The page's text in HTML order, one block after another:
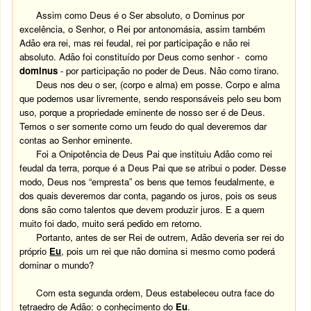
Assim como Deus é o Ser absoluto, o Dominus por
excelência, o Senhor, o Rei por antonomásia, assim também
Adão era rei, mas rei feudal, rei por participação e não rei
absoluto. Adão foi constituído por Deus como senhor - como
dominus - por participação no poder de Deus. Não como tirano.
Deus nos deu o ser, (corpo e alma) em posse. Corpo e alma
que podemos usar livremente, sendo responsáveis pelo seu bom
uso, porque a propriedade eminente de nosso ser é de Deus.
Temos o ser somente como um feudo do qual deveremos dar
contas ao Senhor eminente.
Foi a Onipotência de Deus Pai que instituiu Adão como rei
feudal da terra, porque é a Deus Pai que se atribui o poder. Desse
modo, Deus nos “empresta” os bens que temos feudalmente, e
dos quais deveremos dar conta, pagando os juros, pois os seus
dons são como talentos que devem produzir juros. E a quem
muito foi dado, muito será pedido em retorno.
Portanto, antes de ser Rei de outrem, Adão deveria ser rei do
próprio Eu, pois um rei que não domina si mesmo como poderá
dominar o mundo?
Com esta segunda ordem, Deus estabeleceu outra face do
tetraedro de Adão: o conhecimento do Eu.